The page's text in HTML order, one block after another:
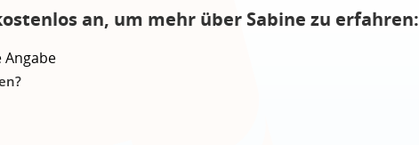
an, um mehr über Sabine zu erfahren:
Angabe